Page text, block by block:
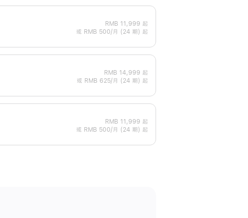
RMB 11,999 起
或 RMB 500/月 (24 期) 起
RMB 14,999 起
或 RMB 625/月 (24 期) 起
RMB 11,999 起
或 RMB 500/月 (24 期) 起